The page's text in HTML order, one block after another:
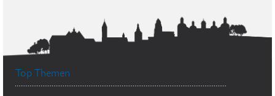
Top Themen